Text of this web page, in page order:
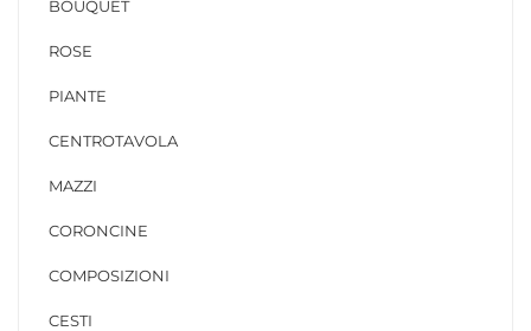
BOUQUET
ROSE
PIANTE
CENTROTAVOLA
MAZZI
CORONCINE
COMPOSIZIONI
CESTI